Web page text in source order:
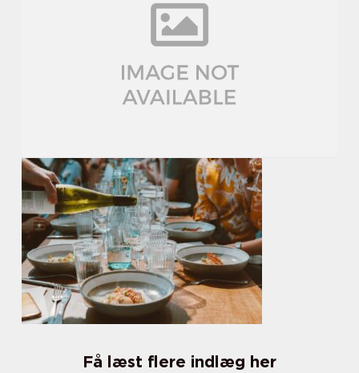
Få læst flere indlæg her